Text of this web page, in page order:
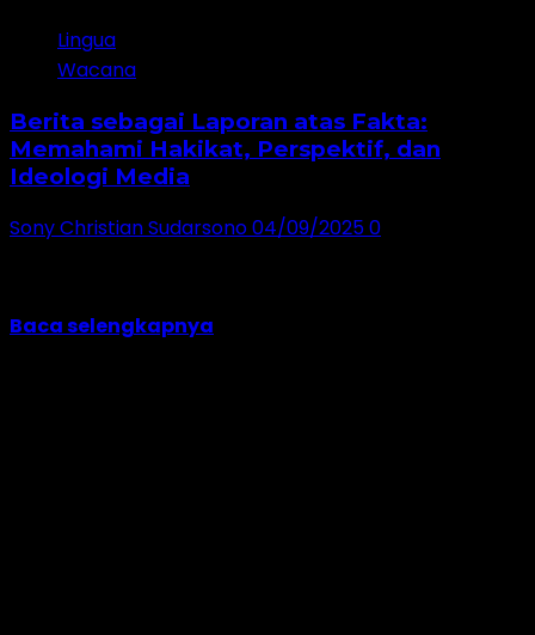
Lingua
Wacana
Berita sebagai Laporan atas Fakta:
Memahami Hakikat, Perspektif, dan
Ideologi Media
Sony Christian Sudarsono04/09/20250
Baca selengkapnya